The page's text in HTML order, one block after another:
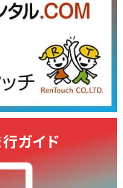
ガイド